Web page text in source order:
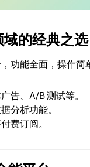
的经典之选
功能全面，操作简
告、A/B 测试等。
分析功能。
费订阅。